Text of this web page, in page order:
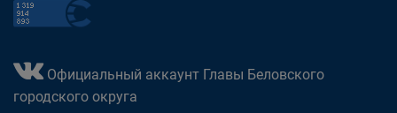
Официальный аккаунт Главы Беловского
городского округа